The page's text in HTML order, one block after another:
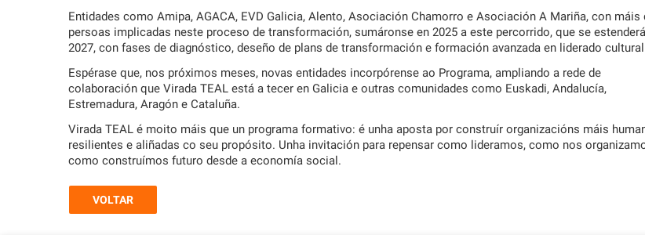
Entidades como Amipa, AGACA, EVD Galicia, Alento, Asociación Chamorro e Asociación A Mariña, con máis
persoas implicadas neste proceso de transformación, sumáronse en 2025 a este percorrido, que se
2027, con fases de diagnóstico, deseño de plans de transformación e formación avanzada en liderado
Espérase que, nos próximos meses, novas entidades incorpórense ao Programa, ampliando a rede de
colaboración que Virada TEAL está a tecer en Galicia e outras comunidades como Euskadi, Andalucía,
Estremadura, Aragón e Cataluña.
Virada TEAL é moito máis que un programa formativo: é unha aposta por construír organizacións máis
resilientes e aliñadas co seu propósito. Unha invitación para repensar como lideramos, como nos
como construímos futuro desde a economía social.
VOLTAR